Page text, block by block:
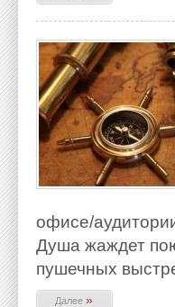
офисе/
Душа жаждет
пушечных
Далее»